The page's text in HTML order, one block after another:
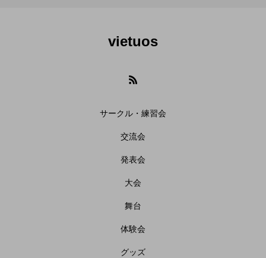
vietuos
サークル・練習会
交流会
発表会
大会
舞台
体験会
グッズ